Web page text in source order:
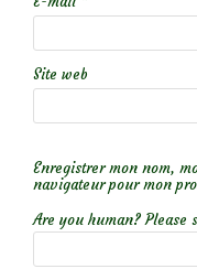
Site web
Enregistrer mon nom,
navigateur pour mon
Are you human? Please